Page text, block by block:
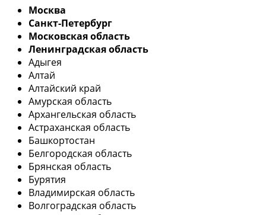
Москва
Санкт-Петербург
Московская область
Ленинградская область
Адыгея
Алтай
Алтайский край
Амурская область
Архангельская область
Астраханская область
Башкортостан
Белгородская область
Брянская область
Бурятия
Владимирская область
Волгоградская область